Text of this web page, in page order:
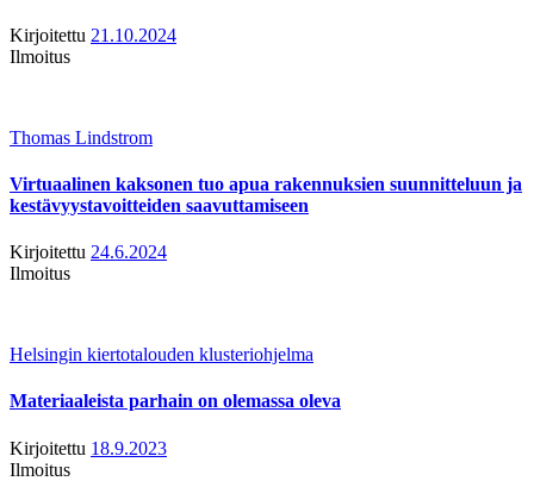
Kirjoitettu 21.10.2024
Ilmoitus
Thomas Lindstrom
Virtuaalinen kaksonen tuo apua rakennuksien suunnitteluun ja
kestävyystavoitteiden saavuttamiseen
Kirjoitettu 24.6.2024
Ilmoitus
Helsingin kiertotalouden klusteriohjelma
Materiaaleista parhain on olemassa oleva
Kirjoitettu 18.9.2023
Ilmoitus